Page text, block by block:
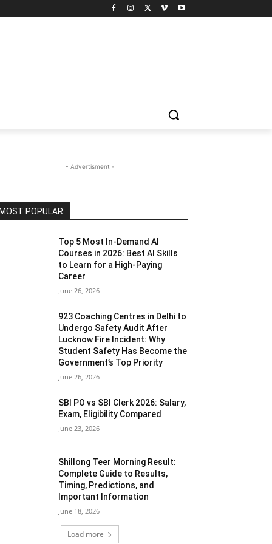
- Advertisment -
MOST POPULAR
Top 5 Most In-Demand AI
Courses in 2026: Best AI Skills
to Learn for a High-Paying
Career
June 26, 2026
923 Coaching Centres in Delhi to
Undergo Safety Audit After
Lucknow Fire Incident: Why
Student Safety Has Become the
Government’s Top Priority
June 26, 2026
SBI PO vs SBI Clerk 2026: Salary,
Exam, Eligibility Compared
June 23, 2026
Shillong Teer Morning Result:
Complete Guide to Results,
Timing, Predictions, and
Important Information
June 18, 2026
Load more